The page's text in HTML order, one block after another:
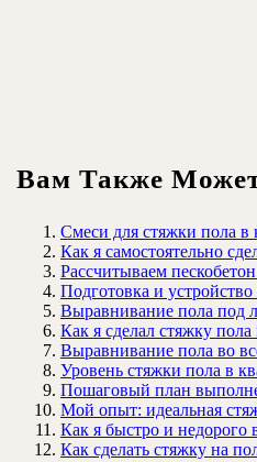
Вам Также
Смеси для стяжки пола в
Как я самостоятельно
Рассчитываем
Подготовка и
Выравнивание пола под
Как я сделал стяжку пола
Выравнивание пола во
Уровень стяжки пола в
Пошаговый план
Мой опыт: идеальная
Как я быстро и недорого
Как сделать стяжку на